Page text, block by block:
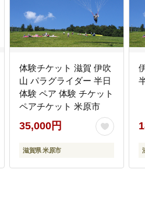
体験チケット 滋賀 伊吹
山 パラグライダー 半日
体験 ペア 体験 チケット
ペアチケット 米原市
35,000円
滋賀県 米原市